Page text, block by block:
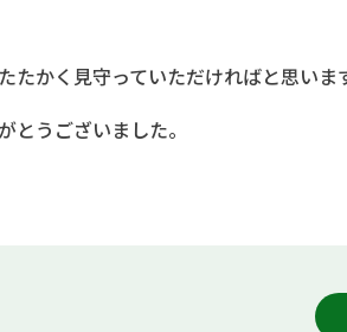
たかく見守っていただければと思いま
とうございました。